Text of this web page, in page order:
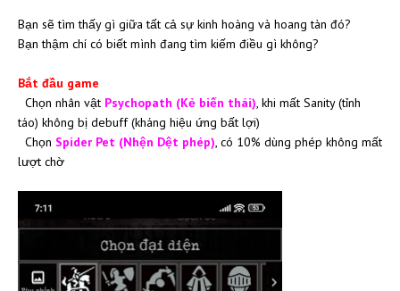
Bạn sẽ tìm thấy gì giữa tất cả sự kinh hoàng và hoang tàn đó?
Bạn thậm chí có biết mình đang tìm kiếm điều gì không?
Bắt đầu game
Chọn nhân vật Psychopath (Kẻ biến thái) , khi mất Sanity (tỉnh
táo) không bị debuff (kháng hiệu ứng bất lợi)
Chọn Spider Pet (Nhện Dệt phép) , có 10% dùng phép không mất
lượt chờ